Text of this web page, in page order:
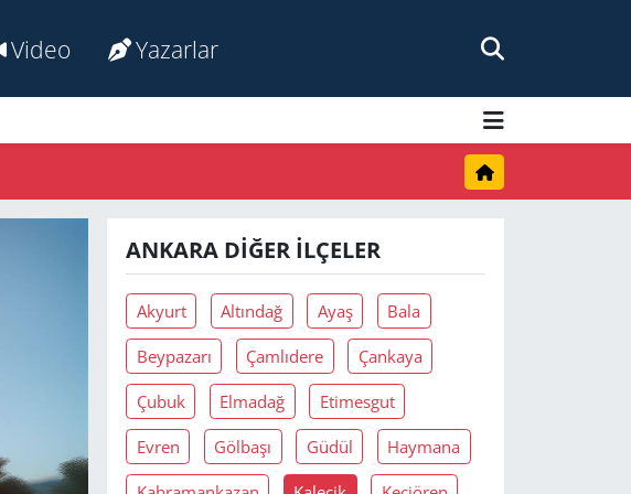
Video Yazarlar
ANKARA DIĞER İLÇELER
Akyurt Altındağ Ayaş Bala
Beypazarı Çamlıdere Çankaya
Çubuk Elmadağ Etimesgut
Evren Gölbaşı Güdül Haymana